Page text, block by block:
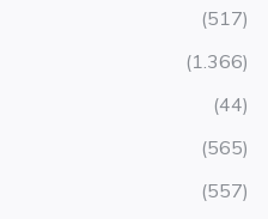
(517)
(1.366)
(44)
(565)
(557)